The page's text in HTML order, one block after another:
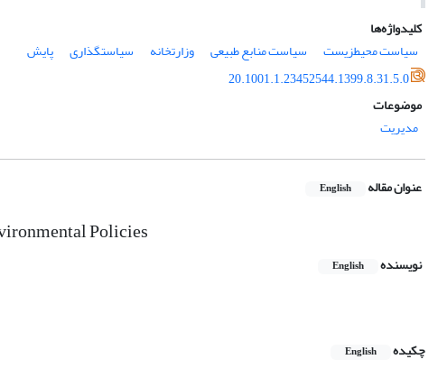
کلیدواژه‌ها
سیاست محیط‏زیست
سیاست منابع طبیعی وزارتخانه سیاست‏گذاری
پایش
20.1001.1.23452544.1399.8.31.5.0
موضوعات
مدیریت
عنوان مقاله English
Policies
نویسنده English
چکیده
English